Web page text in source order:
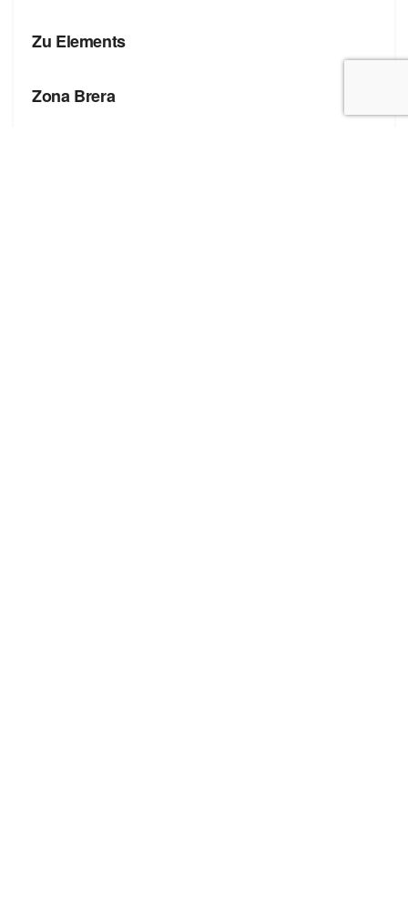
Zu Elements
Zona Brera